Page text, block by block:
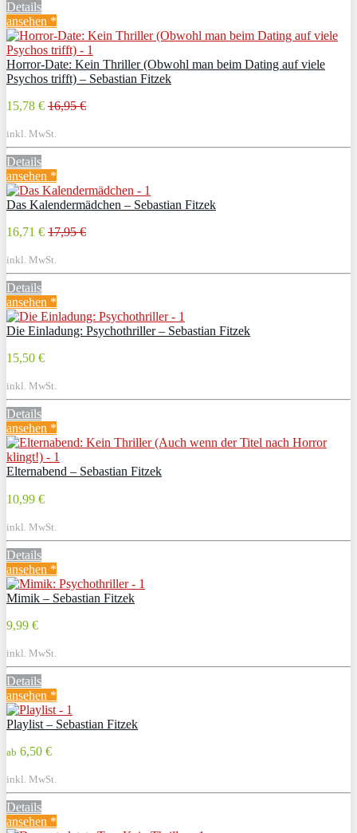
Details
ansehen *
Horror-Date: Kein Thriller (Obwohl man beim Dating auf viele
Psychos trifft) – Sebastian Fitzek
15,78 € 16,95 €
inkl. MwSt.
Details
ansehen *
Das Kalendermädchen – Sebastian Fitzek
16,71 € 17,95 €
inkl. MwSt.
Details
ansehen *
Die Einladung: Psychothriller – Sebastian Fitzek
15,50 €
inkl. MwSt.
Details
ansehen *
Elternabend – Sebastian Fitzek
10,99 €
inkl. MwSt.
Details
ansehen *
Mimik – Sebastian Fitzek
9,99 €
inkl. MwSt.
Details
ansehen *
Playlist – Sebastian Fitzek
ab 6,50 €
inkl. MwSt.
Details
ansehen *